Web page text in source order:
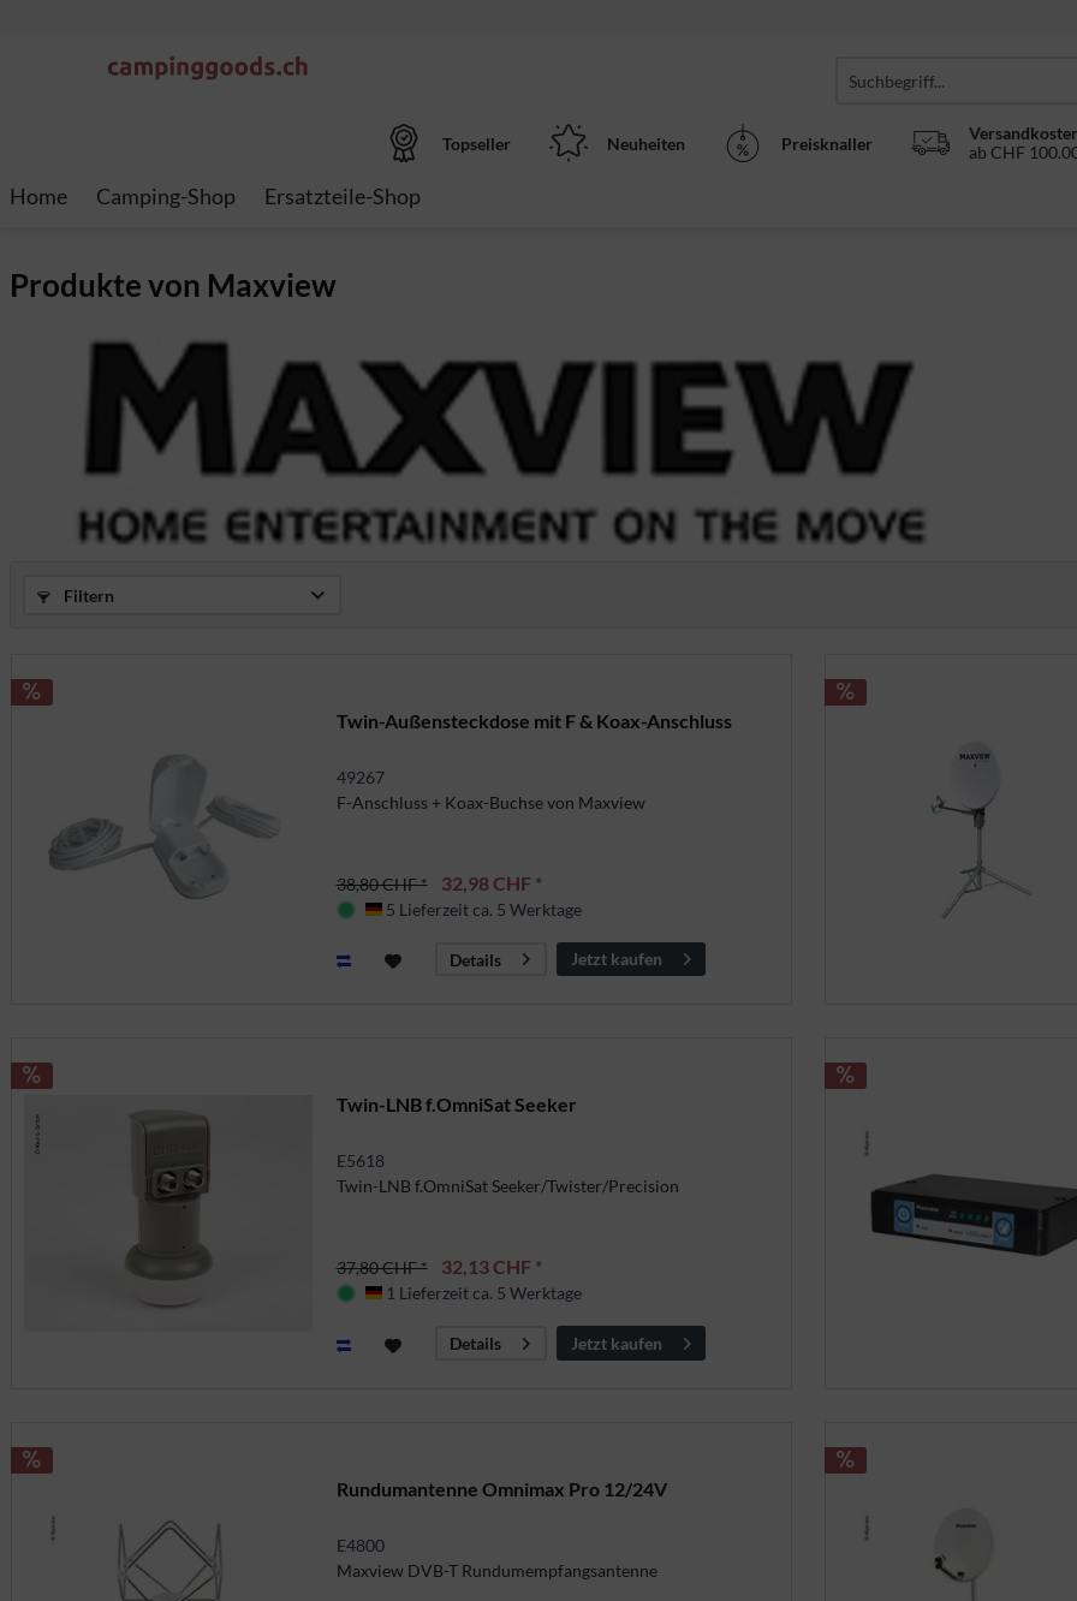
Topseller Neuheiten Preisknaller
ab CHF
Home Camping-Shop Ersatzteile-Shop
Produkte von Maxview
Filtern
Twin-Außensteckdose mit F & Koax-Anschluss
49267
F-Anschluss + Koax-Buchse von Maxview
38,80 CHF * 32,98 CHF *
Deutschland
5 Lieferzeit ca. 5 Werktage
Details Jetzt kaufen
Twin-LNB f.OmniSat Seeker
E5618
Twin-LNB f.OmniSat Seeker/Twister/Precision
37,80 CHF * 32,13 CHF *
Deutschland
1 Lieferzeit ca. 5 Werktage
Details Jetzt kaufen
Rundumantenne Omnimax Pro 12/24V
E4800
Maxview DVB-T Rundumempfangsantenne